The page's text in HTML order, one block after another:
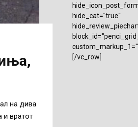
на дива
и вратот
hide_cat="true"
[/vc_row]